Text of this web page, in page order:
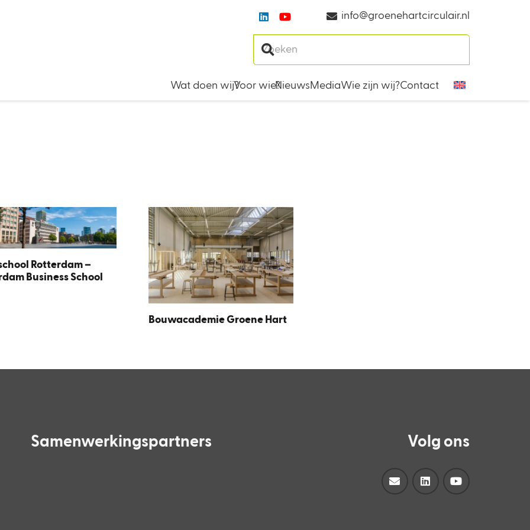
info@groenehartcirculair.nl
Wat doen wij?Voor wie?NieuwsMediaWie zijn wij?Contact
Rotterdam –
Business School
Bouwacademie Groene Hart
Samenwerkingspartners Volg ons